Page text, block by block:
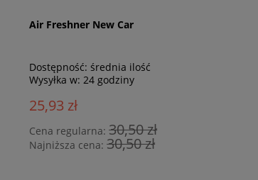
Air Freshner New Car
Dostępność: średnia ilość
Wysyłka w: 24 godziny
25,93 zł
Cena regularna:30,50 zł
Najniższa cena:30,50 zł